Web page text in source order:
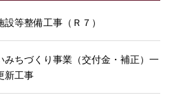
等整備工事（Ｒ７）
ちづくり事業（交付金・補正）一
新工事